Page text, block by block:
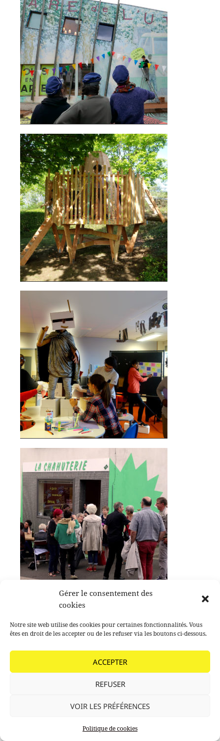
Gérer le consentement des
cookies
Notre site web utilise des cookies pour certaines fonctionnalités. Vous
êtes en droit de les accepter ou de les refuser via les boutons ci-dessous.
ACCEPTER
REFUSER
VOIR LES PRÉFÉRENCES
Politique de cookies